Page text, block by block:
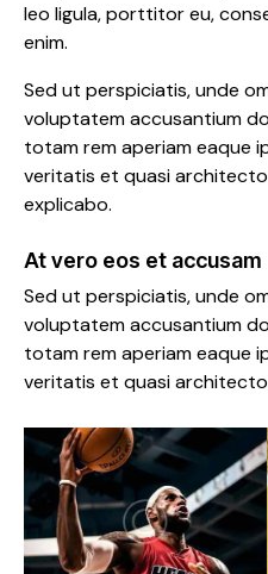
leo ligula, porttitor eu,
enim.
Sed ut perspiciatis, unde
voluptatem accusantium
totam rem aperiam eaque
veritatis et quasi
explicabo.
At vero eos et accusam
Sed ut perspiciatis, unde
voluptatem accusantium
totam rem aperiam eaque
veritatis et quasi